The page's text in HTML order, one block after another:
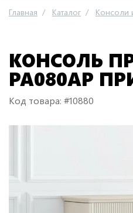
Главная Каталог Консоли
КОНСОЛЬ
PA080AP
Код товара: #10880